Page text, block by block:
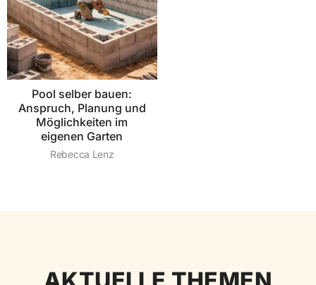
Pool selber bauen:
Anspruch, Planung und
Möglichkeiten im
eigenen Garten
Rebecca Lenz